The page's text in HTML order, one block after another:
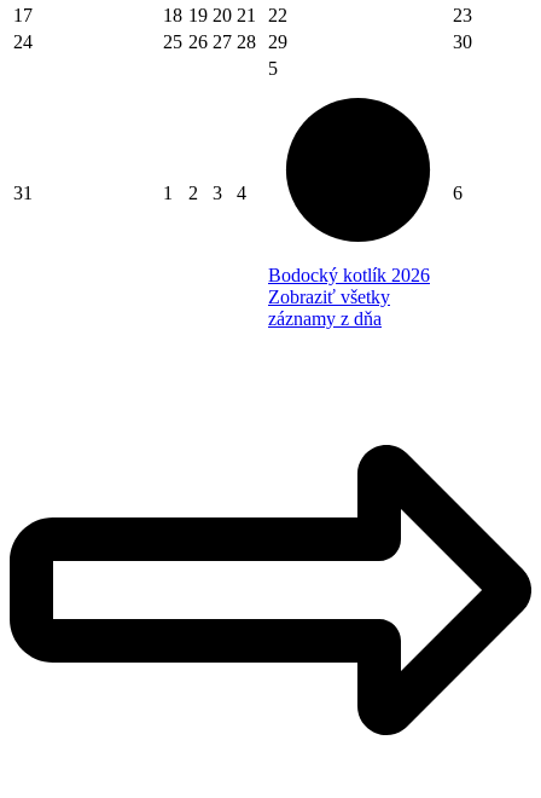
17 18 19 20 21 22
23
24
25 26 27 28 29 30
31 1 2 3 4
5
Bodocký kotlík 2026
Zobraziť všetky
záznamy z dňa
6